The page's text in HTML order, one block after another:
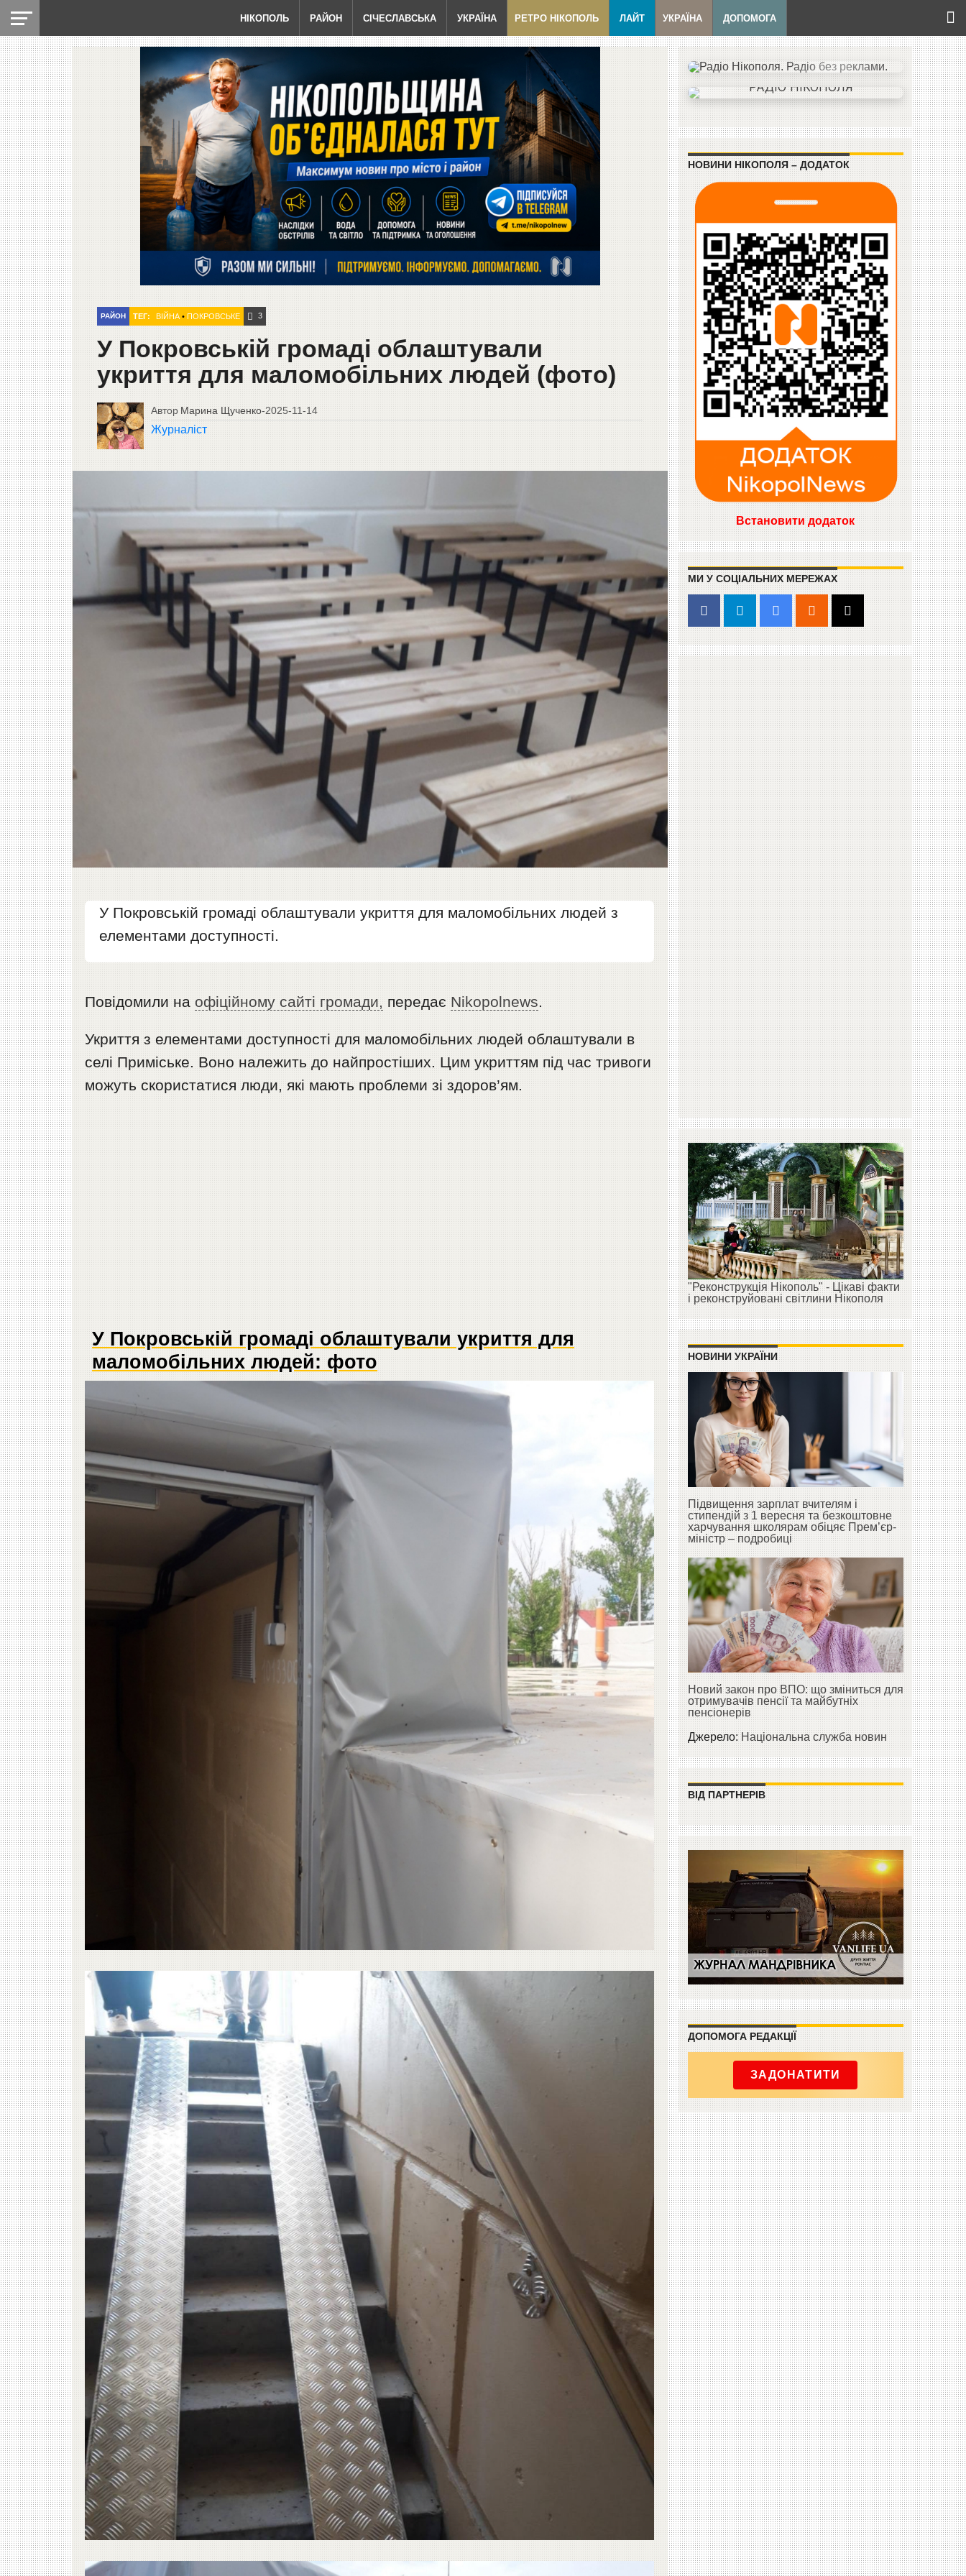
НІКОПОЛЬ РАЙОН СІЧЕСЛАВСЬКА УКРАЇНА РЕТРО НІКОПОЛЬ ЛАЙТ УКРАЇНА ДОПОМОГА
РАЙОН ТЕГ: ВІЙНА• ПОКРОВСЬКЕ 3
У Покровській громаді облаштували
укриття для маломобільних людей (фото)
Автор Марина Щученко-2025-11-14
Журналіст
У Покровській громаді облаштували укриття для маломобільних людей з
елементами доступності.
Повідомили наофіційному сайті громади, передає Nikopolnews.
Укриття з елементами доступності для маломобільних людей облаштували в
селі Приміське. Воно належить до найпростіших. Цим укриттям під час тривоги
можуть скористатися люди, які мають проблеми зі здоров’ям.
У Покровській громаді облаштували укриття для
маломобільних людей: фото
НОВИНИ НІКОПОЛЯ – ДОДАТОК
Встановити додаток
МИ У СОЦІАЛЬНИХ МЕРЕЖАХ
"Реконструкція Нікополь" - Цікаві факти
і реконструйовані світлини Нікополя
НОВИНИ УКРАЇНИ
Підвищення зарплат вчителям і
стипендій з 1 вересня та безкоштовне
харчування школярам обіцяє Прем’єр-
міністр – подробиці
Новий закон про ВПО: що зміниться для
отримувачів пенсії та майбутніх
пенсіонерів
Джерело:Національна служба новин
ВІД ПАРТНЕРІВ
ДОПОМОГА РЕДАКЦІЇ
ЗАДОНАТИТИ